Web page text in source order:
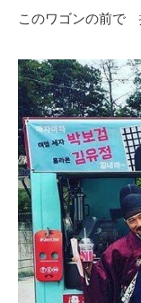
このワゴンの前で